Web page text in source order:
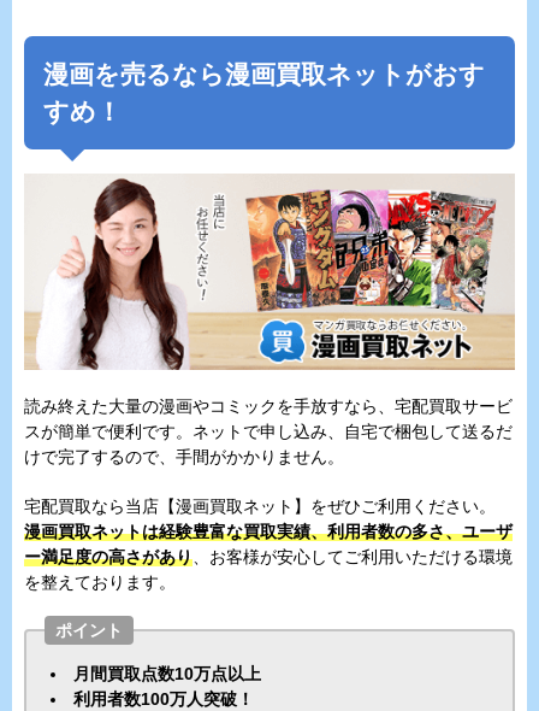
漫画を売るなら漫画買取ネットがおす
すめ！
読み終えた大量の漫画やコミックを手放すなら、宅配買取サービ
スが簡単で便利です。ネットで申し込み、自宅で梱包して送るだ
けで完了するので、手間がかかりません。
宅配買取なら当店【漫画買取ネット】をぜひご利用ください。
漫画買取ネットは経験豊富な買取実績、利用者数の多さ、ユーザ
ー満足度の高さがあり、お客様が安心してご利用いただける環境
を整えております。
ポイント
月間買取点数10万点以上
利用者数100万人突破！